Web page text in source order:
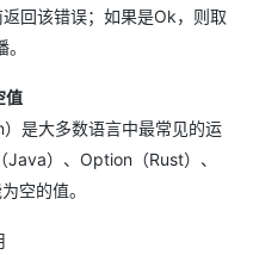
回该错误；如果是Ok，则取
值
是大多数语言中最常见的运
）、Option（Rust）、
空的值。